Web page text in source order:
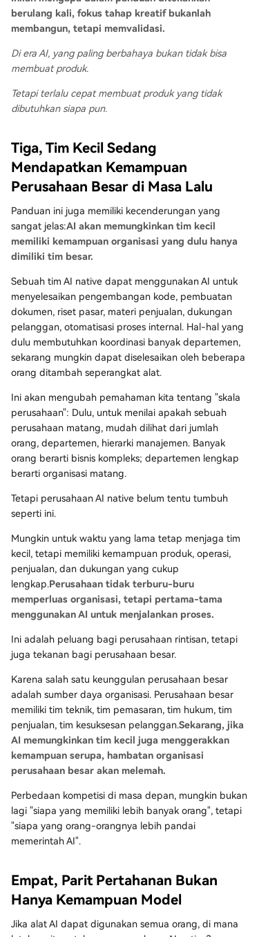
berulang kali, fokus tahap kreatif bukanlah
membangun, tetapi memvalidasi.
Di era AI, yang paling berbahaya bukan tidak bisa
membuat produk.
Tetapi terlalu cepat membuat produk yang tidak
dibutuhkan siapa pun.
Tiga, Tim Kecil Sedang
Mendapatkan Kemampuan
Perusahaan Besar di Masa Lalu
Panduan ini juga memiliki kecenderungan yang
sangat jelas:AI akan memungkinkan tim kecil
memiliki kemampuan organisasi yang dulu hanya
dimiliki tim besar.
Sebuah tim AI native dapat menggunakan AI untuk
menyelesaikan pengembangan kode, pembuatan
dokumen, riset pasar, materi penjualan, dukungan
pelanggan, otomatisasi proses internal. Hal-hal yang
dulu membutuhkan koordinasi banyak departemen,
sekarang mungkin dapat diselesaikan oleh beberapa
orang ditambah seperangkat alat.
Ini akan mengubah pemahaman kita tentang "skala
perusahaan": Dulu, untuk menilai apakah sebuah
perusahaan matang, mudah dilihat dari jumlah
orang, departemen, hierarki manajemen. Banyak
orang berarti bisnis kompleks; departemen lengkap
berarti organisasi matang.
Tetapi perusahaan AI native belum tentu tumbuh
seperti ini.
Mungkin untuk waktu yang lama tetap menjaga tim
kecil, tetapi memiliki kemampuan produk, operasi,
penjualan, dan dukungan yang cukup
lengkap.Perusahaan tidak terburu-buru
memperluas organisasi, tetapi pertama-tama
menggunakan AI untuk menjalankan proses.
Ini adalah peluang bagi perusahaan rintisan, tetapi
juga tekanan bagi perusahaan besar.
Karena salah satu keunggulan perusahaan besar
adalah sumber daya organisasi. Perusahaan besar
memiliki tim teknik, tim pemasaran, tim hukum, tim
penjualan, tim kesuksesan pelanggan.Sekarang, jika
AI memungkinkan tim kecil juga menggerakkan
kemampuan serupa, hambatan organisasi
perusahaan besar akan melemah.
Perbedaan kompetisi di masa depan, mungkin bukan
lagi "siapa yang memiliki lebih banyak orang", tetapi
"siapa yang orang-orangnya lebih pandai
memerintah AI".
Empat, Parit Pertahanan Bukan
Hanya Kemampuan Model
Jika alat AI dapat digunakan semua orang, di mana